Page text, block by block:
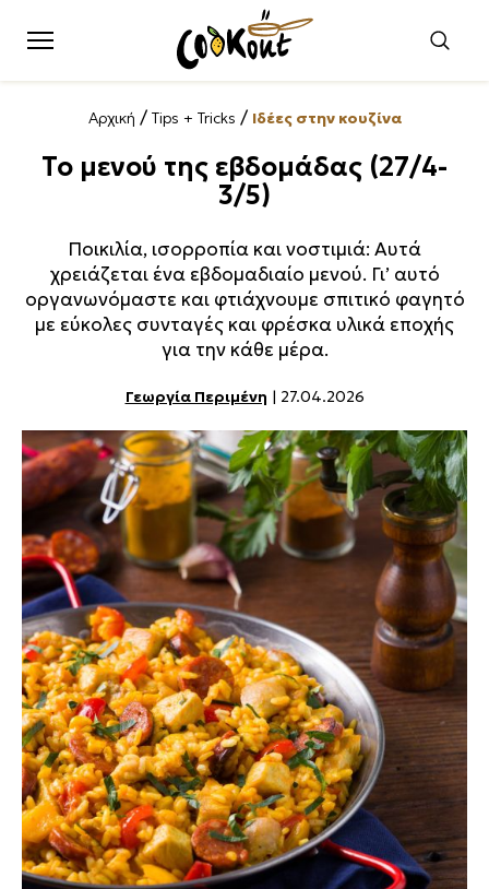
Αρχική / Tips + Tricks / Ιδέες στην κουζίνα
Το μενού της εβδομάδας (27/4-
3/5)
Ποικιλία, ισορροπία και νοστιμιά: Αυτά
χρειάζεται ένα εβδομαδιαίο μενού. Γι’ αυτό
οργανωνόμαστε και φτιάχνουμε σπιτικό φαγητό
με εύκολες συνταγές και φρέσκα υλικά εποχής
για την κάθε μέρα.
Γεωργία Περιμένη | 27.04.2026